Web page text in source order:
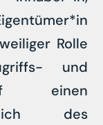
Rolle
und
einen
des